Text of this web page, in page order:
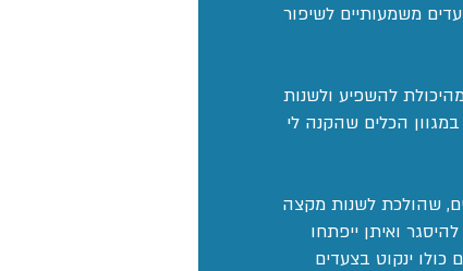
משמעותיים לשיפור
להשפיע ולשנות
הכלים שהקנה לי
שהולכת לשנות מקצה
ואיתן ייפתחו
ינקוט בצעדים